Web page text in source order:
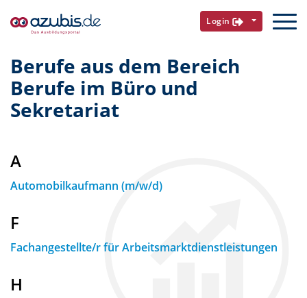
Login
Berufe aus dem Bereich
Berufe im Büro und
Sekretariat
A
Automobilkaufmann (m/w/d)
F
Fachangestellte/r für Arbeitsmarktdienstleistungen
H